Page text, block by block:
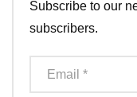
Subscribe to our
subscribers.